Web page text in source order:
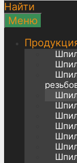
Найти
Меню